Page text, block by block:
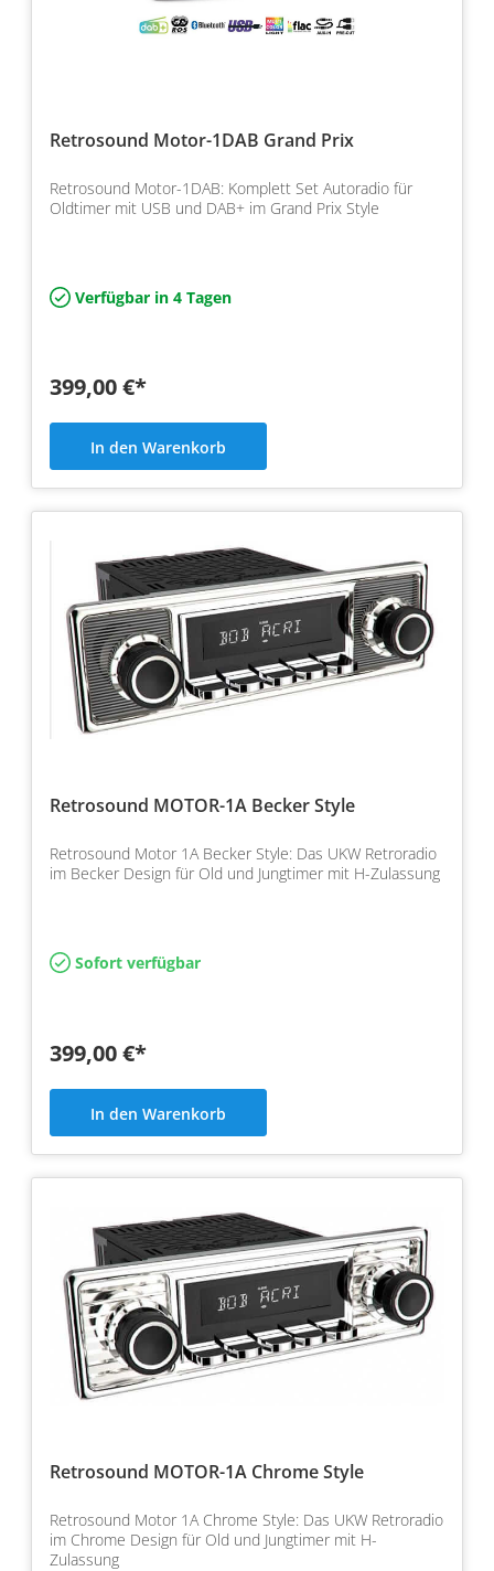
Retrosound Motor-1DAB Grand Prix
Retrosound Motor-1DAB: Komplett Set Autoradio für
Oldtimer mit USB und DAB+ im Grand Prix Style
Verfügbar in 4 Tagen
399,00 €*
In den Warenkorb
Retrosound MOTOR-1A Becker Style
Retrosound Motor 1A Becker Style: Das UKW Retroradio
im Becker Design für Old und Jungtimer mit H-Zulassung
Sofort verfügbar
399,00 €*
In den Warenkorb
Retrosound MOTOR-1A Chrome Style
Retrosound Motor 1A Chrome Style: Das UKW Retroradio
im Chrome Design für Old und Jungtimer mit H-
Zulassung